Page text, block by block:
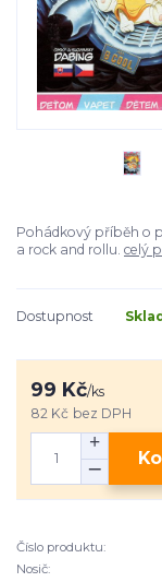
Pohádkový příběh o
a rock and rollu. celý
Dostupnost
99 Kč/ks
82 Kč bez DPH
Číslo produktu:
Nosič: